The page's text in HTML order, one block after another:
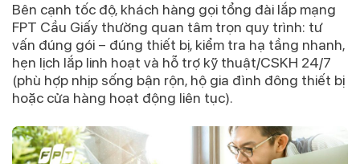
Bên cạnh tốc độ, khách hàng gọi tổng đài lắp mạng
FPT Cầu Giấy thường quan tâm trọn quy trình: tư
vấn đúng gói – đúng thiết bị, kiểm tra hạ tầng nhanh,
hẹn lịch lắp linh hoạt và hỗ trợ kỹ thuật/CSKH 24/7
(phù hợp nhịp sống bận rộn, hộ gia đình đông thiết bị
hoặc cửa hàng hoạt động liên tục).